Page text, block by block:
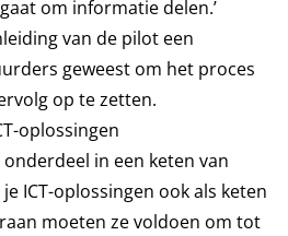
om informatie delen.’
van de pilot een
geweest om het proces
op te zetten.
oplossingen
onderdeel in een keten van
ICT-oplossingen ook als keten
moeten ze voldoen om tot